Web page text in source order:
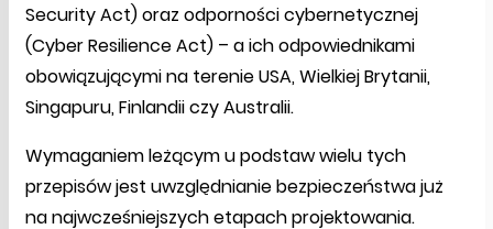
Security Act) oraz odporności cybernetycznej
(Cyber Resilience Act) – a ich odpowiednikami
obowiązującymi na terenie USA, Wielkiej Brytanii,
Singapuru, Finlandii czy Australii.
Wymaganiem leżącym u podstaw wielu tych
przepisów jest uwzględnianie bezpieczeństwa już
na najwcześniejszych etapach projektowania.